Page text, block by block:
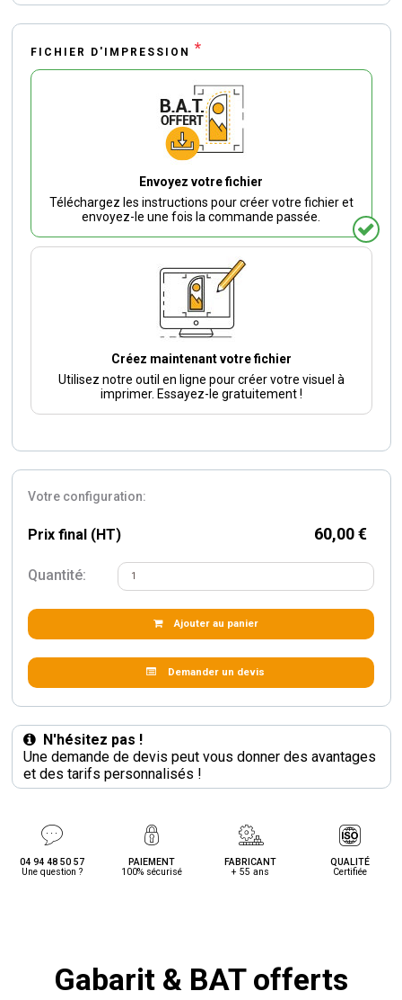
FICHIER D'IMPRESSION *
Envoyez votre fichier
Téléchargez les instructions pour créer votre fichier et
envoyez-le une fois la commande passée.
Créez maintenant votre fichier
Utilisez notre outil en ligne pour créer votre visuel à
imprimer. Essayez-le gratuitement !
Votre configuration:
Prix final (HT) 60,00 €
Quantité:
Ajouter au panier
Demander un devis
N'hésitez pas !
Une demande de devis peut vous donner des avantages
et des tarifs personnalisés !
04 94 48 50 57
Une question ?
PAIEMENT
100% sécurisé
FABRICANT
+ 55 ans
QUALITÉ
Certifiée
Gabarit & BAT offerts